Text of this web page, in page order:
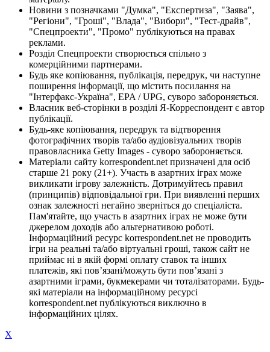
Новини з позначками "Думка", "Експертиза", "Заява",
"Регіони", "Гроші", "Влада", "Вибори", "Тест-драйв",
"Спецпроекти", "Промо" публікуються на правах
реклами.
Розділ Спецпроекти створюється спільно з
комерційними партнерами.
Будь яке копіювання, публікація, передрук, чи наступне
поширення інформації, що містить посилання на
"Інтерфакс-Україна", EPA / UPG, суворо забороняється.
Власник веб-сторінки в розділі Я-Корреспондент є автор
публікації.
Будь-яке копіювання, передрук та відтворення
фотографічних творів та/або аудіовізуальних творів
правовласника Getty Images - суворо забороняється.
Матеріали сайту korrespondent.net призначені для осіб
старше 21 року (21+). Участь в азартних іграх може
викликати ігрову залежність. Дотримуйтесь правил
(принципів) відповідальної гри. При виявленні перших
ознак залежності негайно зверніться до спеціаліста.
Пам'ятайте, що участь в азартних іграх не може бути
джерелом доходів або альтернативою роботі.
Інформаційний ресурс korrespondent.net не проводить
ігри на реальні та/або віртуальні гроші, також сайт не
приймає ні в якій формі оплату ставок та інших
платежів, які пов’язані/можуть бути пов’язані з
азартними іграми, букмекерами чи тоталізаторами. Будь-
які матеріали на інформаційному ресурсі
korrespondent.net публікуються виключно в
інформаційних цілях.
X